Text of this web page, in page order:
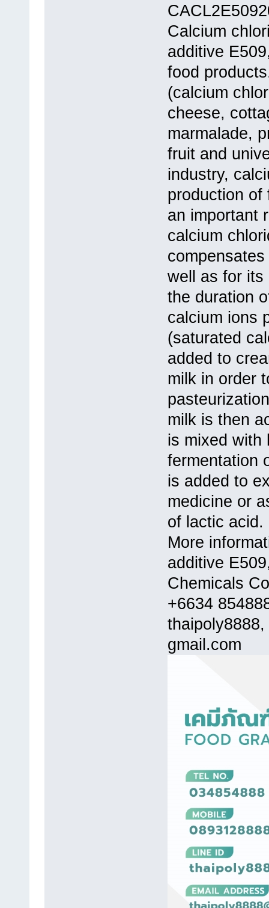
Calcium
additive
food
(calcium
cheese,
marmalade,
fruit and
industry,
production of
an important
calcium
well as for its
the duration
calcium ions
(saturated
added to
milk in order
milk is then
is mixed with
fermentation
is added to
medicine or
of lactic acid.
More
additive
Chemicals
+6634
gmail.com